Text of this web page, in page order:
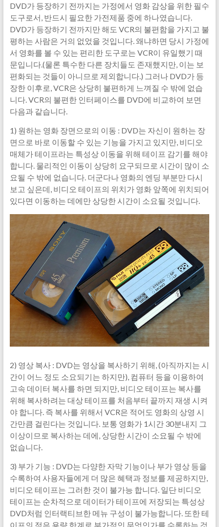
DVD가 등장하기 전까지는 가정에서 영화 감상을 위한 필수
도구로서, 반드시 필요한 가전제품 중에 하나였습니다.
DVD가 등장하기 전까지만 해도 VCR의 불편함을 가지고 불
평하는 사람은 거의 없었을 것입니다. 왜냐하면 당시 가정에
서 영화를 볼 수 있는 편리한 도구로는 VCR이 유일했기 때
문입니다.(물론 특수한 다른 장치들도 존재했지만, 이는 보
편화되는 것들이 아니므로 제외합니다.) 그러나 DVD가 등
장한 이후로, VCR은 상당히 불편하게 느껴질 수 밖에 없습
니다. VCR의 불편한 인터페이스를 DVD에 비교하여 보면
다음과 같습니다.
1) 원하는 영화 장면으로의 이동 : DVD는 자신이 원하는 장
면으로 바로 이동할 수 있는 기능을 가지고 있지만, 비디오
매체가 테이프라는 특성상 이동을 위해 테이프 감기를 해야
합니다. 물리적인 이동이 상당히 요구되므로 시간이 많이 소
요될 수 밖에 없습니다. 더군다나 영화의 엔딩 부분만 다시
보고 싶은데, 비디오 테이프의 위치가 영화 앞쪽에 위치되어
있다면 이동하는 데에만 상당한 시간이 소요될 것입니다.
2) 영상 복사 : DVD는 영상을 복사하기 위해, (아직까지는 시
간이 어느 정도 소요되기는 하지만), 컴퓨터 등을 이용하여
고속 데이터 복사를 하면 되지만, 비디오 테이프는 복사를
위해 복사하려는 대상 테이프를 처음부터 끝까지 재생 시켜
야 합니다. 즉 복사를 위해서 VCR은 적어도 영화의 상영 시
간만큼 걸린다는 것입니다. 보통 영화가 1시간 30분내지 그
이상이므로 복사하는 데에, 상당한 시간이 소요될 수 밖에
없습니다.
3) 부가 기능 : DVD는 다양한 자막 기능이나 부가 영상 등을
수록하여 사용자들에게 더 많은 혜택과 정보를 제공하지만,
비디오 테이프는 그러한 것이 불가능 합니다. 일단 비디오
테이프는 순차적으로 데이터가 테이프에 저장되는 특성상
DVD처럼 인터랙티브한 메뉴 구성이 불가능합니다. 또한 테
이프의 적은 용량 한계로 부가적인 무엇인가를 수록하는 것